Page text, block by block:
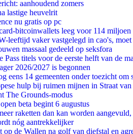
aanhoudend zomers
lastige heuvelrit
nu gratis op pc
bitcoinwallets leeg voor 114 miljoen
leeftijd vaker vastgelegd in cao's,
massaal gedeeld op seksfora
titels voor de eerste helft van de
2026/2027 is begonnen
eens 14 gemeenten onder toezicht om
hulp bij ruimen mijnen in Straat
The Grounds-modus
beta begint 6 augustus
raketten dan kan worden
nóg aantrekkelijker
de Wallen na golf van diefstal en